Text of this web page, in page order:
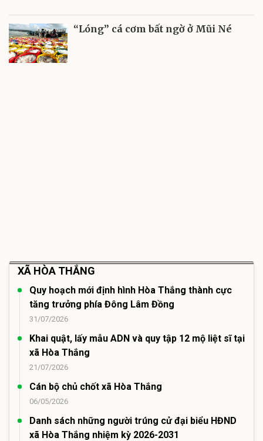
“Lóng” cá cơm bất ngờ ở Mũi Né
XÃ HÒA THẮNG
Quy hoạch mới định hình Hòa Thắng thành cực
tăng trưởng phía Đông Lâm Đồng
31/07/2026
Khai quật, lấy mẫu ADN và quy tập 12 mộ liệt sĩ tại
xã Hòa Thắng
21/07/2026
Cán bộ chủ chốt xã Hòa Thắng
06/05/2026
Danh sách những người trúng cử đại biểu HĐND
xã Hòa Thắng nhiệm kỳ 2026-2031